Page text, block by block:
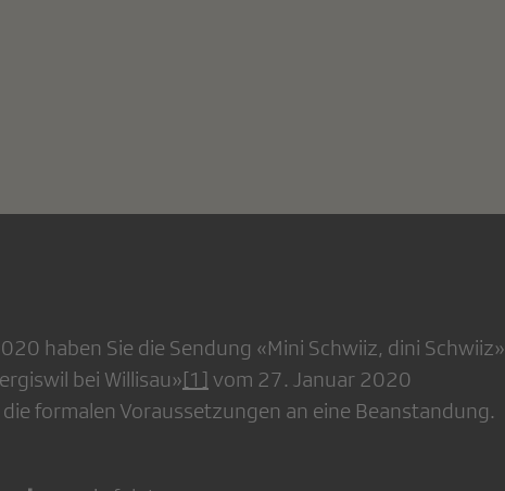
haben Sie die Sendung «Mini Schwiiz, dini Schwiiz»
bei Willisau»[1] vom 27. Januar 2020
formalen Voraussetzungen an eine Beanstandung.